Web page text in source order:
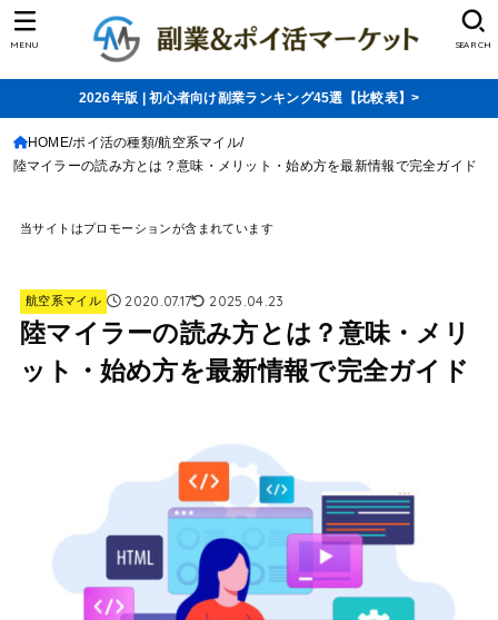
SEARCH
MENU
2026年版 | 初心者向け副業ランキング45選【比較表】>
HOME ポイ活の種類 航空系マイル
陸マイラーの読み方とは？意味・メリット・始め方を最新情報で完全ガイド
当サイトはプロモーションが含まれています
航空系マイル 2020.07.17 2025.04.23
陸マイラーの読み方とは？意味・メリ
ット・始め方を最新情報で完全ガイド